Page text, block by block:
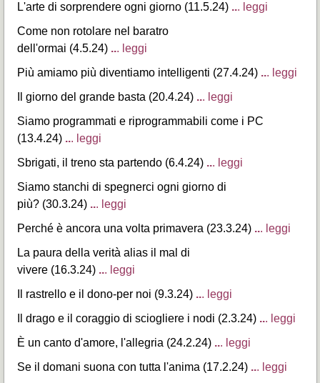
L'arte di sorprendere ogni giorno (11.5.24) ... leggi
Come non rotolare nel baratro
dell'ormai (4.5.24) ... leggi
Più amiamo più diventiamo intelligenti (27.4.24) ... leggi
Il giorno del grande basta (20.4.24) ... leggi
Siamo programmati e riprogrammabili come i PC
(13.4.24) ... leggi
Sbrigati, il treno sta partendo (6.4.24) ... leggi
Siamo stanchi di spegnerci ogni giorno di
più? (30.3.24) ... leggi
Perché è ancora una volta primavera (23.3.24) ... leggi
La paura della verità alias il mal di
vivere (16.3.24) ... leggi
Il rastrello e il dono-per noi (9.3.24) ... leggi
Il drago e il coraggio di sciogliere i nodi (2.3.24) ... leggi
È un canto d'amore, l'allegria (24.2.24) ... leggi
Se il domani suona con tutta l'anima (17.2.24) ... leggi